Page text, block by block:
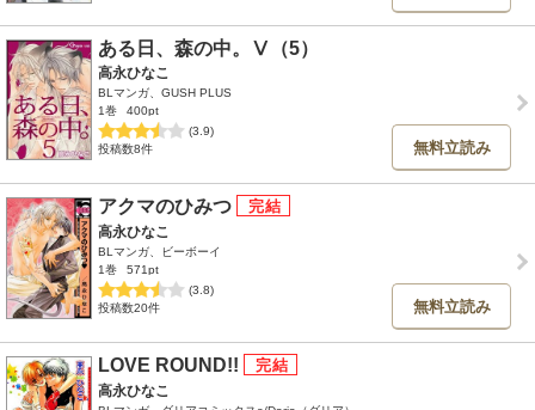
ある日、森の中。Ⅴ（5）
高永ひなこ
BLマンガ、GUSH PLUS
1巻
400pt
(3.9)
投稿数8件
無料立読み
アクマのひみつ
高永ひなこ
BLマンガ、ビーボーイ
1巻
571pt
(3.8)
投稿数20件
無料立読み
LOVE ROUND!!
高永ひなこ